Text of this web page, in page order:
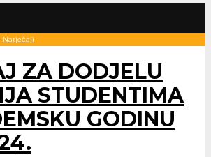
Natječaji
ZA DODJELU
STUDENTIMA
GODINU